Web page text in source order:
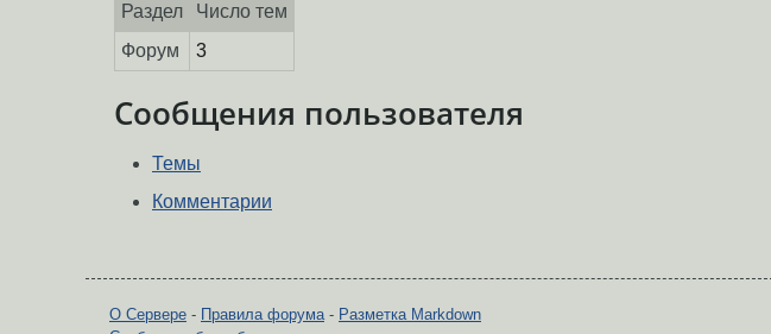
Раздел
Число тем
Форум
3
Сообщения пользователя
Темы
Комментарии
О Сервере - Правила форума- Разметка Markdown